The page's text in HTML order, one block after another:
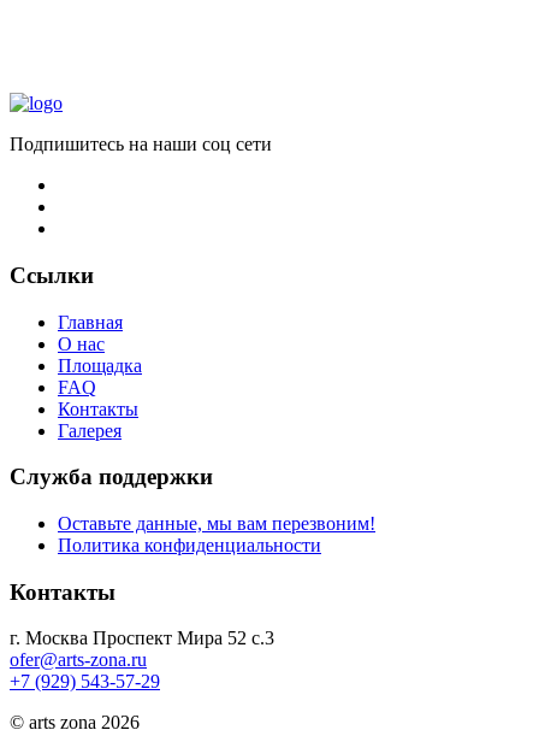
Подпишитесь на наши соц сети
Ссылки
Главная
О нас
Площадка
FAQ
Контакты
Галерея
Служба поддержки
Оставьте данные, мы вам перезвоним!
Политика конфиденциальности
Контакты
г. Москва Проспект Мира 52 с.3
ofer@arts-zona.ru
+7 (929) 543-57-29
© arts zona 2026